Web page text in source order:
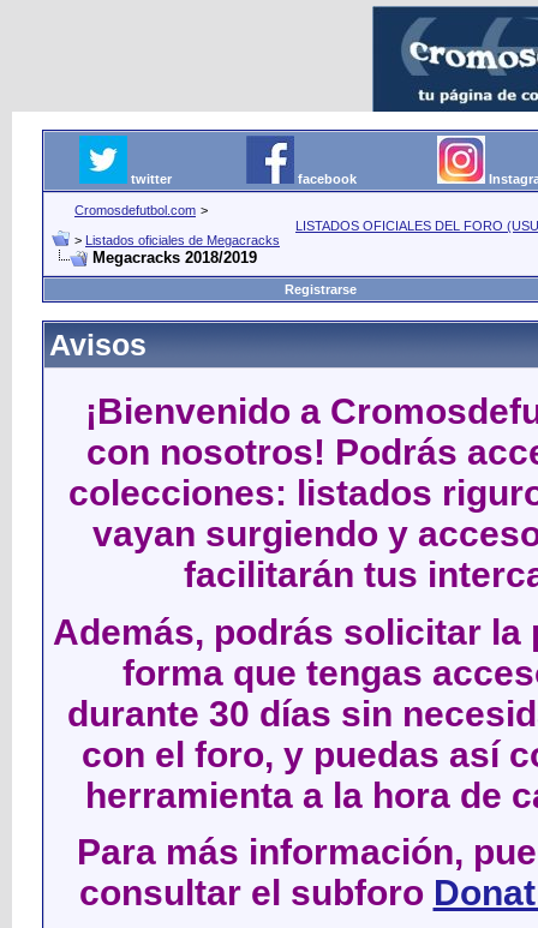
twitter facebook
Cromosdefutbol.com >
LISTADOS OFICIALES DEL FORO
> Listados oficiales de Megacracks
Megacracks 2018/2019
Registrarse
Avisos
¡Bienvenido a
con nosotros! Podrás
colecciones: listados
vayan surgiendo y
facilitarán tus
Además, podrás solicitar
forma que tengas
durante 30 días sin
con el foro, y puedas así
herramienta a la hora de
Para más información,
consultar el subforo